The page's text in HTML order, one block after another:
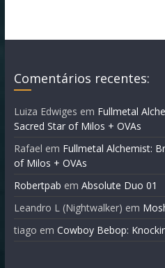
Comentários recentes:
Luiza Edwiges em Fullmetal
Sacred Star of Milos + OVAs
Rafael em Fullmetal Alchemist:
of Milos + OVAs
Robertpab em Absolute Duo 01
Leandro L (Nightwalker) em
tiago em Cowboy Bebop: